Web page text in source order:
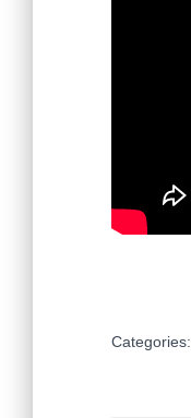
Categories: